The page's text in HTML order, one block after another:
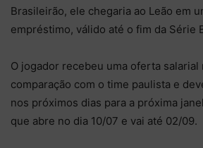
Brasileirão, ele chegaria ao Leão em
empréstimo, válido até o fim da Série
O jogador recebeu uma oferta salarial
comparação com o time paulista e
nos próximos dias para a próxima
que abre no dia 10/07 e vai até 02/09.